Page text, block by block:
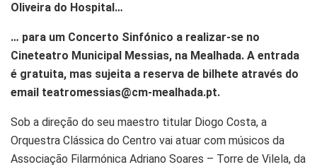
Oliveira do Hospital…
… para um Concerto Sinfónico a realizar-se no
Cineteatro Municipal Messias, na Mealhada. A entrada
é gratuita, mas sujeita a reserva de bilhete através do
email teatromessias@cm-mealhada.pt.
Sob a direção do seu maestro titular Diogo Costa, a
Orquestra Clássica do Centro vai atuar com músicos da
Associação Filarmónica Adriano Soares – Torre de Vilela, da